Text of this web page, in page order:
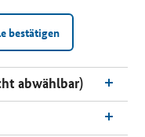
bestätigen
abwählbar)